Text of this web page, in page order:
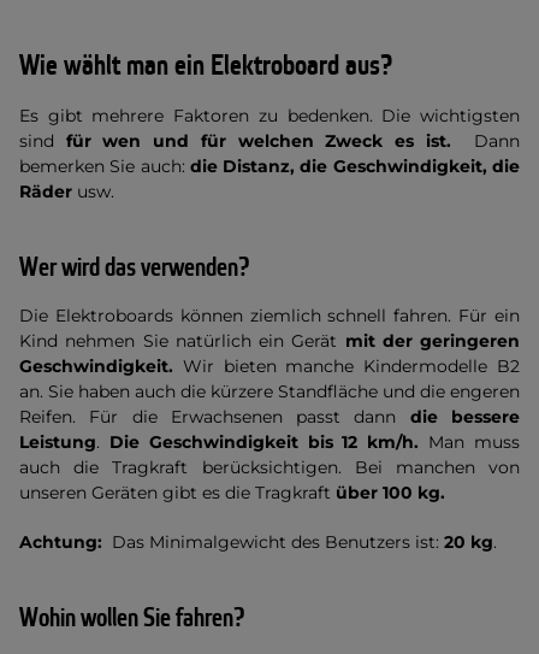
Wie wählt man ein Elektroboard aus?
Es gibt mehrere Faktoren zu bedenken. Die wichtigsten
sind für wen und für welchen Zweck es ist.
Dann
bemerken Sie auch: die Distanz, die Geschwindigkeit, die
Räder usw.
Wer wird das verwenden?
Die Elektroboards können ziemlich schnell fahren. Für ein
Kind nehmen Sie natürlich ein Gerät mit der geringeren
Geschwindigkeit. Wir bieten manche Kindermodelle B2
an. Sie haben auch die kürzere Standfläche und die engeren
Reifen. Für die Erwachsenen passt dann die bessere
Leistung. Die Geschwindigkeit bis 12 km/h. Man muss
auch die Tragkraft berücksichtigen. Bei manchen von
unseren Geräten gibt es die Tragkraft über 100 kg.
Achtung: Das Minimalgewicht des Benutzers ist: 20 kg.
Wohin wollen Sie fahren?